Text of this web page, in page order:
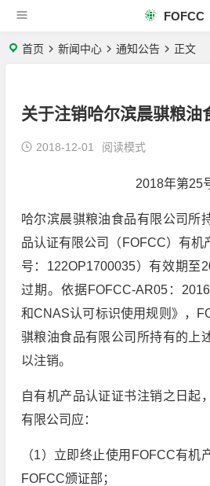
FOFCC
首页 新闻中心 通知公告 正文
关于注销哈尔滨晨骐粮油
2018-12-01 阅读模式
2018年第25
哈尔滨晨骐粮油食品有限公司所
品认证有限公司（FOFCC）有机
号：122OP1700035）有效期至
过期。依据FOFCC-AR05：
和CNAS认可标识使用规则》，
骐粮油食品有限公司所持有的上
以注销。
自有机产品认证证书注销之日起
有限公司应：
（1）立即终止使用FOFCC有机
FOFCC颁证部；